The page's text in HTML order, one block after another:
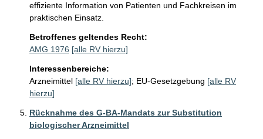
effiziente Information von Patienten und Fachkreisen im
praktischen Einsatz.
Betroffenes geltendes Recht:
AMG 1976 [alle RV hierzu]
Interessenbereiche:
Arzneimittel [alle RV hierzu]; EU-Gesetzgebung [alle RV
hierzu]
Rücknahme des G-BA-Mandats zur Substitution
biologischer Arzneimittel